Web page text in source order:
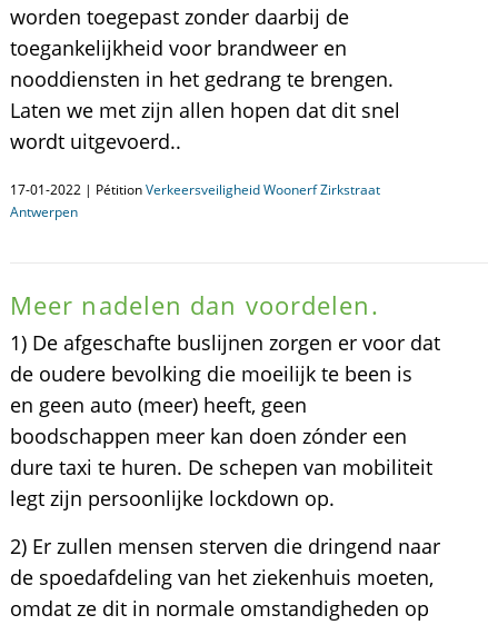
worden toegepast zonder daarbij de
toegankelijkheid voor brandweer en
nooddiensten in het gedrang te brengen.
Laten we met zijn allen hopen dat dit snel
wordt uitgevoerd..
17-01-2022 | PétitionVerkeersveiligheid Woonerf Zirkstraat
Antwerpen
Meer nadelen dan voordelen.
1) De afgeschafte buslijnen zorgen er voor dat
de oudere bevolking die moeilijk te been is
en geen auto (meer) heeft, geen
boodschappen meer kan doen zónder een
dure taxi te huren. De schepen van mobiliteit
legt zijn persoonlijke lockdown op.
2) Er zullen mensen sterven die dringend naar
de spoedafdeling van het ziekenhuis moeten,
omdat ze dit in normale omstandigheden op